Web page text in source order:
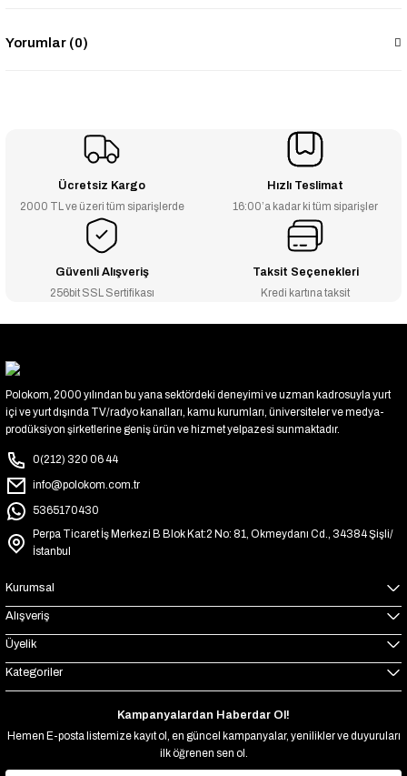
Yorumlar (0)
Ücretsiz Kargo
2000 TL ve üzeri tüm siparişlerde
Hızlı Teslimat
16:00’a kadar ki tüm siparişler
Güvenli Alışveriş
256bit SSL Sertifikası
Taksit Seçenekleri
Kredi kartına taksit
Polokom, 2000 yılından bu yana sektördeki deneyimi ve uzman kadrosuyla yurt
içi ve yurt dışında TV/radyo kanalları, kamu kurumları, üniversiteler ve medya-
prodüksiyon şirketlerine geniş ürün ve hizmet yelpazesi sunmaktadır.
0(212) 320 06 44
info@polokom.com.tr
5365170430
Perpa Ticaret İş Merkezi B Blok Kat:2 No: 81, Okmeydanı Cd., 34384 Şişli/
İstanbul
Kurumsal
Alışveriş
Üyelik
Kategoriler
Kampanyalardan Haberdar Ol!
Hemen E-posta listemize kayıt ol, en güncel kampanyalar, yenilikler ve duyuruları
ilk öğrenen sen ol.